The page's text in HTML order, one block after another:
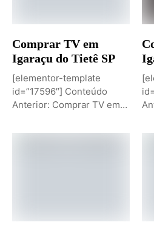
Comprar TV em
Igaraçu do Tietê SP
[elementor-template
id=”17596″] Conteúdo
Anterior: Comprar TV em
Conteúdo: Sobremesa de...